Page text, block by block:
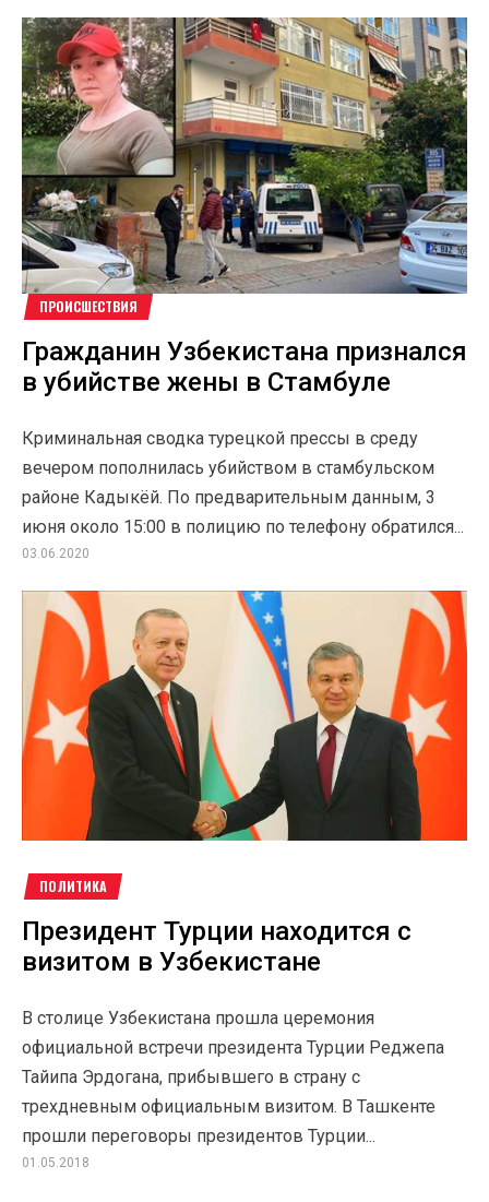
ПРОИСШЕСТВИЯ
Гражданин Узбекистана признался
в убийстве жены в Стамбуле
Криминальная сводка турецкой прессы в среду
вечером пополнилась убийством в стамбульском
районе Кадыкёй. По предварительным данным, 3
июня около 15:00 в полицию по телефону обратился...
03.06.2020
ПОЛИТИКА
Президент Турции находится с
визитом в Узбекистане
В столице Узбекистана прошла церемония
официальной встречи президента Турции Реджепа
Тайипа Эрдогана, прибывшего в страну с
трехдневным официальным визитом. В Ташкенте
прошли переговоры президентов Турции...
01.05.2018